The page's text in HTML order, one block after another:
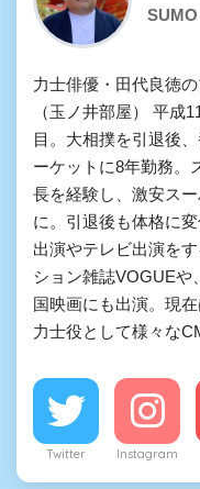
力士俳優・田代良徳
（玉ノ井部屋） 平成
目。大相撲を引退後
ーケットに8年勤務。
長を経験し、激安ス
に。引退後も体格に
出演やテレビ出演を
ション雑誌VOGUEや
国映画にも出演。現
力士役として様々な
Twitter Instagram